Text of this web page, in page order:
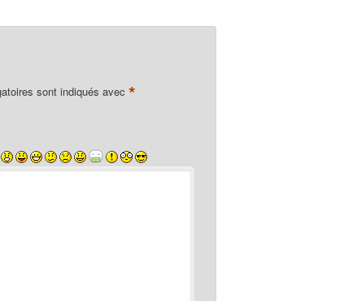
sont indiqués avec *